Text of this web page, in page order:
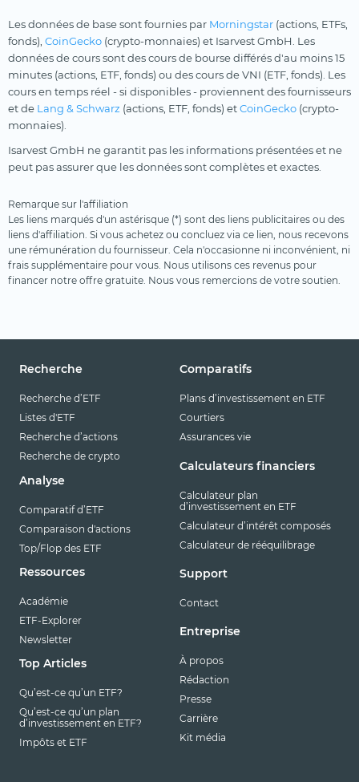
Les données de base sont fournies par Morningstar (actions, ETFs,
fonds), CoinGecko (crypto-monnaies) et Isarvest GmbH. Les
données de cours sont des cours de bourse différés d'au moins 15
minutes (actions, ETF, fonds) ou des cours de VNI (ETF, fonds). Les
cours en temps réel - si disponibles - proviennent des fournisseurs
et de Lang & Schwarz (actions, ETF, fonds) etCoinGecko (crypto-
monnaies).
Isarvest GmbH ne garantit pas les informations présentées et ne
peut pas assurer que les données sont complètes et exactes.
Remarque sur l'affiliation
Les liens marqués d'un astérisque (*) sont des liens publicitaires ou des
liens d'affiliation. Si vous achetez ou concluez via ce lien, nous recevons
une rémunération du fournisseur. Cela n'occasionne ni inconvénient, ni
frais supplémentaire pour vous. Nous utilisons ces revenus pour
financer notre offre gratuite. Nous vous remercions de votre soutien.
Recherche
Recherche d’ETF
Listes d'ETF
Recherche d’actions
Recherche de crypto
Analyse
Comparatif d’ETF
Comparaison d'actions
Top/Flop des ETF
Ressources
Académie
ETF-Explorer
Newsletter
Top Articles
Qu’est-ce qu’un ETF?
Qu’est-ce qu’un plan
d’investissement en ETF?
Impôts et ETF
Comparatifs
Plans d’investissement en ETF
Courtiers
Assurances vie
Calculateurs financiers
Calculateur plan
d’investissement en ETF
Calculateur d’intérêt composés
Calculateur de rééquilibrage
Support
Contact
Entreprise
À propos
Rédaction
Presse
Carrière
Kit média